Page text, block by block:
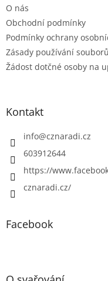
O nás
Obchodní podmínky
Podmínky ochrany
Zásady používání
Žádost dotčné osoby na
Kontakt
info@cznaradi.cz
603912644
https://
cznaradi.cz/
Facebook